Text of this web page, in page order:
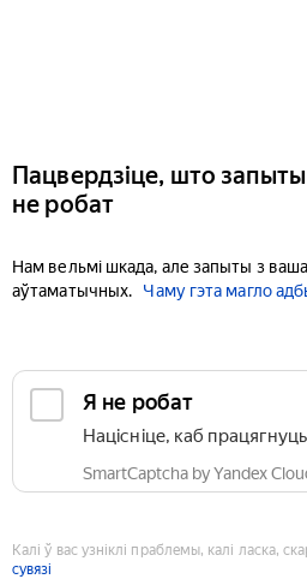
Пацвердзіце, што
не робат
Нам вельмі шкада, але запыты з
аўтаматычных.
Чаму гэта магло
Я не робат
Націсніце, каб працягнуць
SmartCaptcha by Yandex
Калі ў вас узніклі праблемы, калі ласка,
сувязі